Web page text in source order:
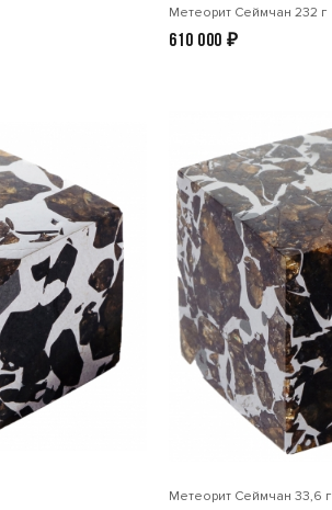
Метеорит Сеймчан 232 г
610 000 ₽
Метеорит Сеймчан 33,6 г